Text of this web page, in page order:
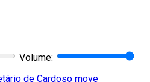
Volume: